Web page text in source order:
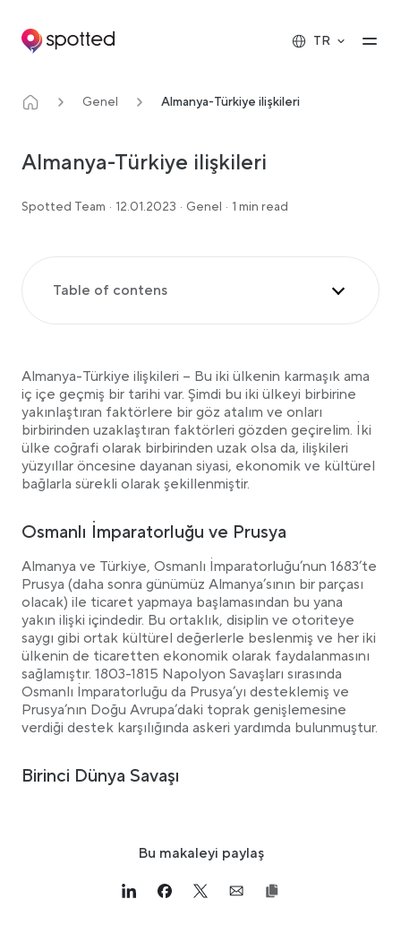
Main navigation
TR
Genel Almanya-Türkiye ilişkileri
Almanya-Türkiye ilişkileri
Spotted Team · 12.01.2023 · Genel · 1 min read
Table of contens
Almanya-Türkiye ilişkileri – Bu iki ülkenin karmaşık ama
iç içe geçmiş bir tarihi var. Şimdi bu iki ülkeyi birbirine
yakınlaştıran faktörlere bir göz atalım ve onları
birbirinden uzaklaştıran faktörleri gözden geçirelim. İki
ülke coğrafi olarak birbirinden uzak olsa da, ilişkileri
yüzyıllar öncesine dayanan siyasi, ekonomik ve kültürel
bağlarla sürekli olarak şekillenmiştir.
Osmanlı İmparatorluğu ve Prusya
Almanya ve Türkiye, Osmanlı İmparatorluğu’nun 1683’te
Prusya (daha sonra günümüz Almanya’sının bir parçası
olacak) ile ticaret yapmaya başlamasından bu yana
yakın ilişki içindedir. Bu ortaklık, disiplin ve otoriteye
saygı gibi ortak kültürel değerlerle beslenmiş ve her iki
ülkenin de ticaretten ekonomik olarak faydalanmasını
sağlamıştır. 1803-1815 Napolyon Savaşları sırasında
Osmanlı İmparatorluğu da Prusya’yı desteklemiş ve
Prusya’nın Doğu Avrupa’daki toprak genişlemesine
verdiği destek karşılığında askeri yardımda bulunmuştur.
Birinci Dünya Savaşı
Bu makaleyi paylaş
Link opens in a new tab
>Share on Linkedin
Link opens in a new tab
>Share on Facebook
Link opens in a new tab
>Share on Twitter
Link opens in a new tab
>Share on Email